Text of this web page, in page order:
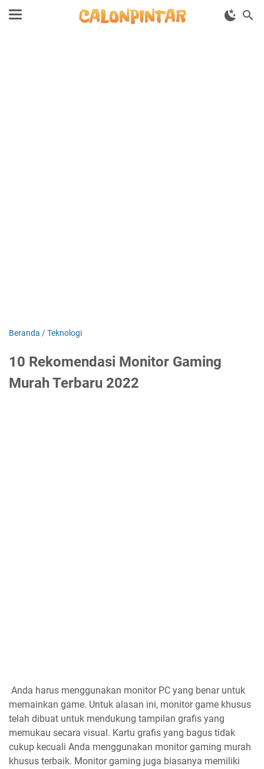
Beranda /Teknologi
10 Rekomendasi Monitor Gaming
Murah Terbaru 2022
Anda harus menggunakan monitor PC yang benar untuk
memainkan game. Untuk alasan ini, monitor game khusus
telah dibuat untuk mendukung tampilan grafis yang
memukau secara visual. Kartu grafis yang bagus tidak
cukup kecuali Anda menggunakan monitor gaming murah
khusus terbaik. Monitor gaming juga biasanya memiliki